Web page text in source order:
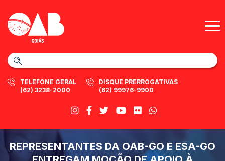
TELEFONE GERAL
(62) 3238-2000
DISQUE PRERROGATIVAS
(62) 99976-9900
REPRESENTANTES DA OAB-GO E ESA-GO